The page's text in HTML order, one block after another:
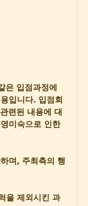
은 입점과정에
입니다. 입점회
련된 내용에 대
미숙으로 인한
며, 주최측의 행
을 제외시킨 과